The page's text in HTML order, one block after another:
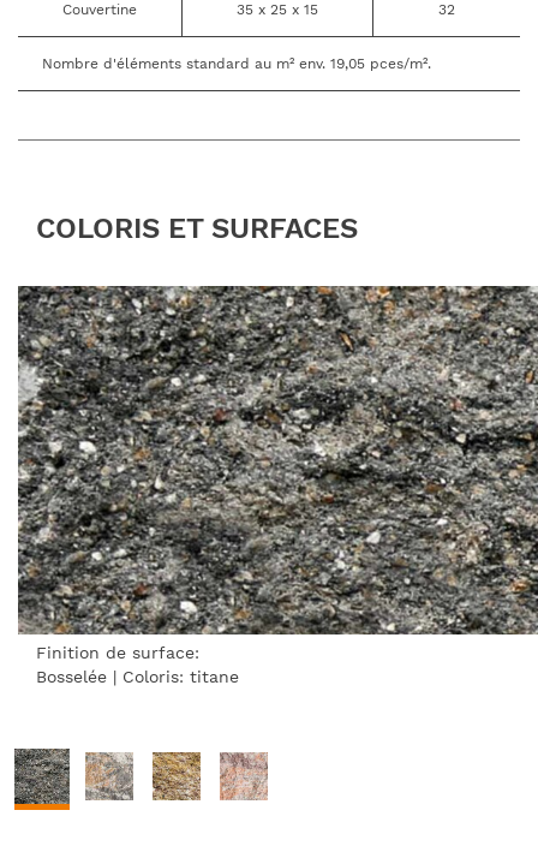
Couvertine 35 x 25 x 15 32
Nombre d'éléments standard au m² env. 19,05 pces/m².
COLORIS ET SURFACES
Finition de surface:
Bosselée | Coloris: titane